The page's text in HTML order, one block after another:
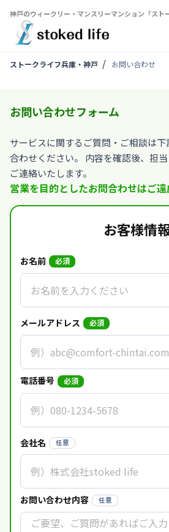
神戸のウィークリー・マンスリーマンション「スト
ストークライフ兵庫・神戸 お問い合わせ
お問い合わせフォーム
サービスに関するご質問・ご相談は
合わせください。 内容を確認後、担
ご連絡いたします。
営業を目的としたお問合わせはご遠
お客様情
お名前 必須
メールアドレス 必須
電話番号 必須
会社名 任意
お問い合わせ内容 任意